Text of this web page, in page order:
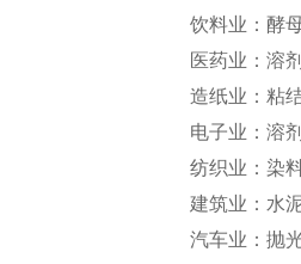
饮料业：酵
医药业：溶
造纸业：粘
电子业：溶
纺织业：染
建筑业：水
汽车业：抛